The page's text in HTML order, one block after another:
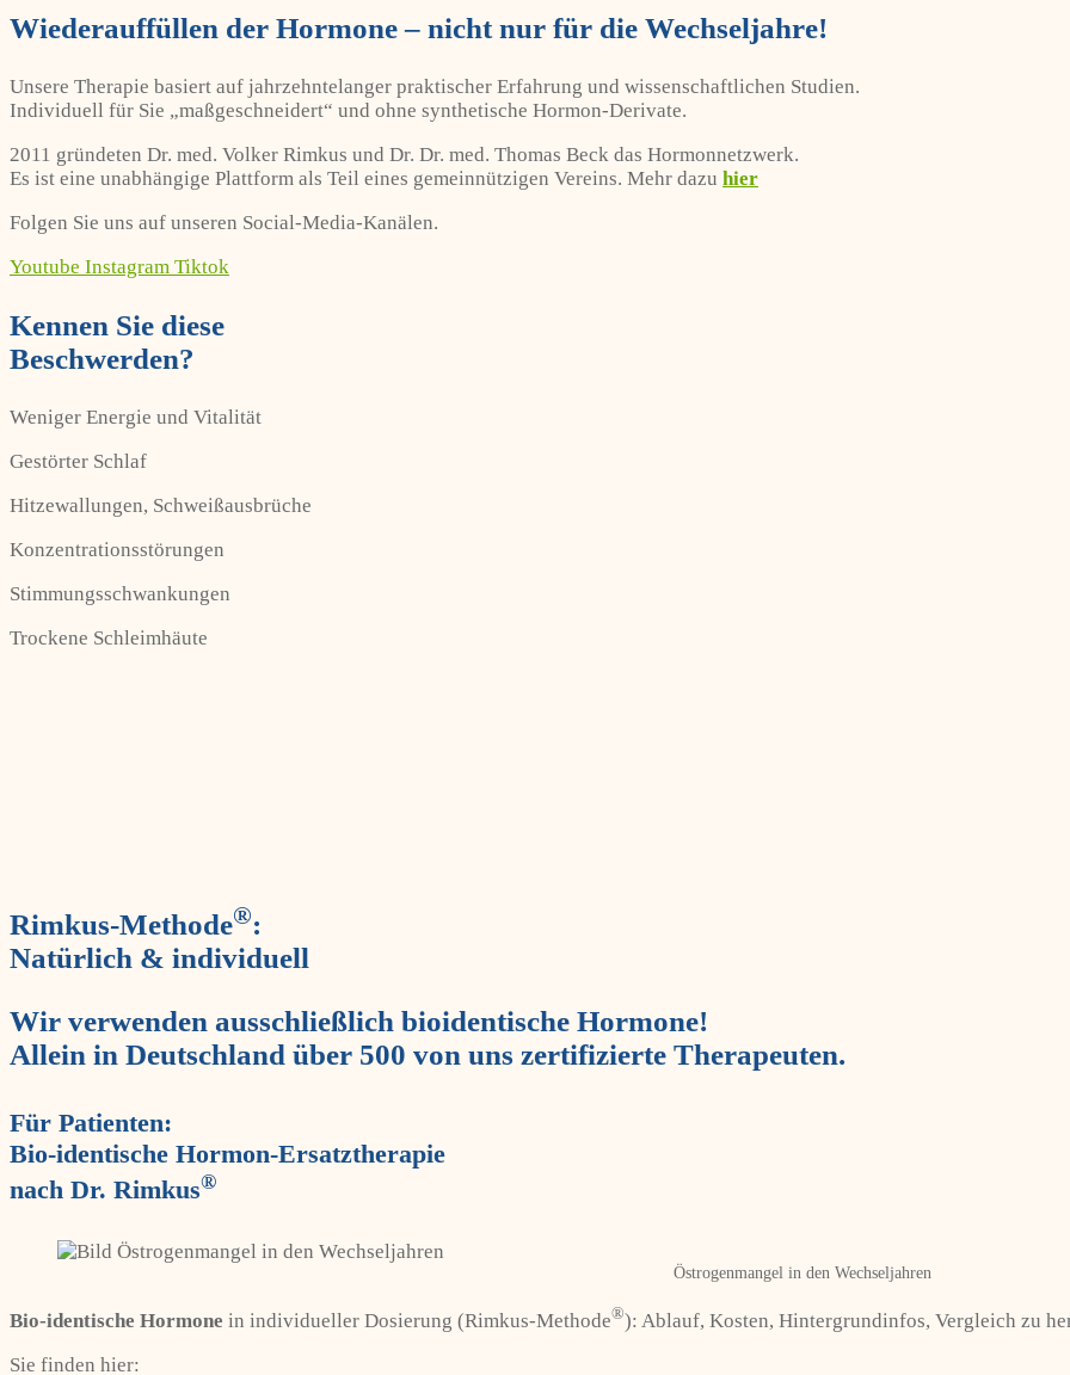
Wiederauffüllen der Hormone – nicht nur für die Wechseljahre!
Unsere Therapie basiert auf jahrzehntelanger praktischer Erfahrung und wissenschaftlichen Studien.
Individuell für Sie „maßgeschneidert“ und ohne synthetische Hormon-Derivate.
2011 gründeten Dr. med. Volker Rimkus und Dr. Dr. med. Thomas Beck das Hormonnetzwerk.
Es ist eine unabhängige Plattform als Teil eines gemeinnützigen Vereins. Mehr dazu hier
Folgen Sie uns auf unseren Social-Media-Kanälen.
Youtube Instagram Tiktok
Kennen Sie diese
Beschwerden?
Weniger Energie und Vitalität
Gestörter Schlaf
Hitzewallungen, Schweißausbrüche
Konzentrationsstörungen
Stimmungsschwankungen
Trockene Schleimhäute
Rimkus-Methode®:
Natürlich & individuell
Wir verwenden ausschließlich bioidentische Hormone!
Allein in Deutschland über 500 von uns zertifizierte Therapeuten.
Für Patienten:
Bio-identische Hormon-Ersatztherapie
nach Dr. Rimkus®
Östrogenmangel in den Wechseljahren
Bio-identische Hormone in individueller Dosierung (Rimkus-Methode®): Ablauf, Kosten, Hintergrundinfos, Vergleich zu
Sie finden hier: